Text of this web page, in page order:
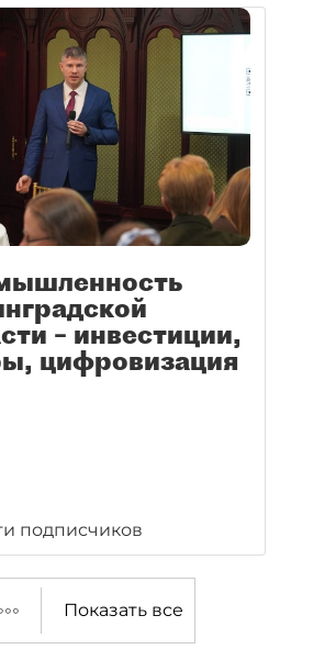
– инвестиции,
цифровизация
подписчиков
Показать все